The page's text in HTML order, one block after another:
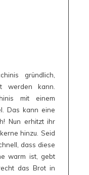
gründlich,
werden kann.
mit einem
Das kann eine
Nun erhitzt ihr
hinzu. Seid
dass diese
warm ist, gebt
das Brot in